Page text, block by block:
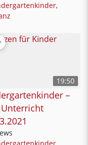
,
19:50
–
Unterricht